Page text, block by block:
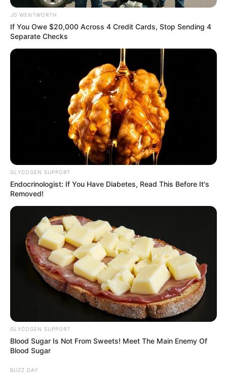
ไม่ขาดมือ ส่วนสีไม่ดีไม่เหมาะคือสีดำค่ะ
คนเกิดวันศุกร์สีต้องห้ามไม่ควรใช้คือสีดำ หรือสีโทนมืดไม่
สดใส แนะนำให้เลือกใช้กระเป๋าสีสดอย่าง สีชมพู สีส้มจะ
ช่วยให้ร่ำรวยเงินทอง
JG WENTWORTH
If You Owe $20,000 Across 4 Credit Cards, Stop Sending 4
Separate Checks
GLYCOGEN SUPPORT
Endocrinologist: If You Have Diabetes, Read This Before It's
Removed!
GLYCOGEN SUPPORT
Blood Sugar Is Not From Sweets! Meet The Main Enemy Of
Blood Sugar
BUZZ DAY